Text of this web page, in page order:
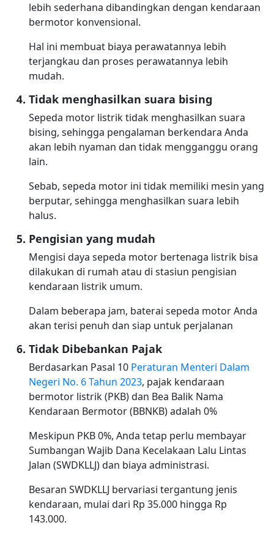
lebih sederhana dibandingkan dengan kendaraan
bermotor konvensional.
Hal ini membuat biaya perawatannya lebih
terjangkau dan proses perawatannya lebih
mudah.
Tidak menghasilkan suara bising
Sepeda motor listrik tidak menghasilkan suara
bising, sehingga pengalaman berkendara Anda
akan lebih nyaman dan tidak mengganggu orang
lain.
Sebab, sepeda motor ini tidak memiliki mesin yang
berputar, sehingga menghasilkan suara lebih
halus.
Pengisian yang mudah
Mengisi daya sepeda motor bertenaga listrik bisa
dilakukan di rumah atau di stasiun pengisian
kendaraan listrik umum.
Dalam beberapa jam, baterai sepeda motor Anda
akan terisi penuh dan siap untuk perjalanan
Tidak Dibebankan Pajak
Berdasarkan Pasal 10 Peraturan Menteri Dalam
Negeri No. 6 Tahun 2023, pajak kendaraan
bermotor listrik (PKB) dan Bea Balik Nama
Kendaraan Bermotor (BBNKB) adalah 0%
Meskipun PKB 0%, Anda tetap perlu membayar
Sumbangan Wajib Dana Kecelakaan Lalu Lintas
Jalan (SWDKLLJ) dan biaya administrasi.
Besaran SWDKLLJ bervariasi tergantung jenis
kendaraan, mulai dari Rp 35.000 hingga Rp
143.000.